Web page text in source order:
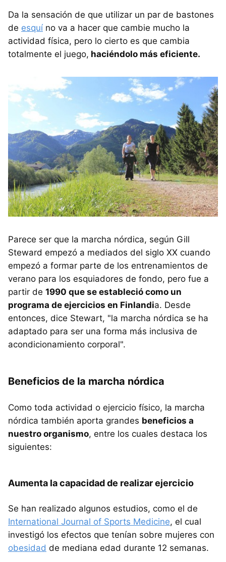
Da la sensación de que utilizar un par de bastones
de esquí no va a hacer que cambie mucho la
actividad física, pero lo cierto es que cambia
totalmente el juego, haciéndolo más eficiente.
Parece ser que la marcha nórdica, según Gill
Steward empezó a mediados del siglo XX cuando
empezó a formar parte de los entrenamientos de
verano para los esquiadores de fondo, pero fue a
partir de 1990 que se estableció como un
programa de ejercicios en Finlandia. Desde
entonces, dice Stewart, "la marcha nórdica se ha
adaptado para ser una forma más inclusiva de
acondicionamiento corporal".
Beneficios de la marcha nórdica
Como toda actividad o ejercicio físico, la marcha
nórdica también aporta grandes beneficios a
nuestro organismo, entre los cuales destaca los
siguientes:
Aumenta la capacidad de realizar ejercicio
Se han realizado algunos estudios, como el de
International Journal of Sports Medicine, el cual
investigó los efectos que tenían sobre mujeres con
obesidad de mediana edad durante 12 semanas.